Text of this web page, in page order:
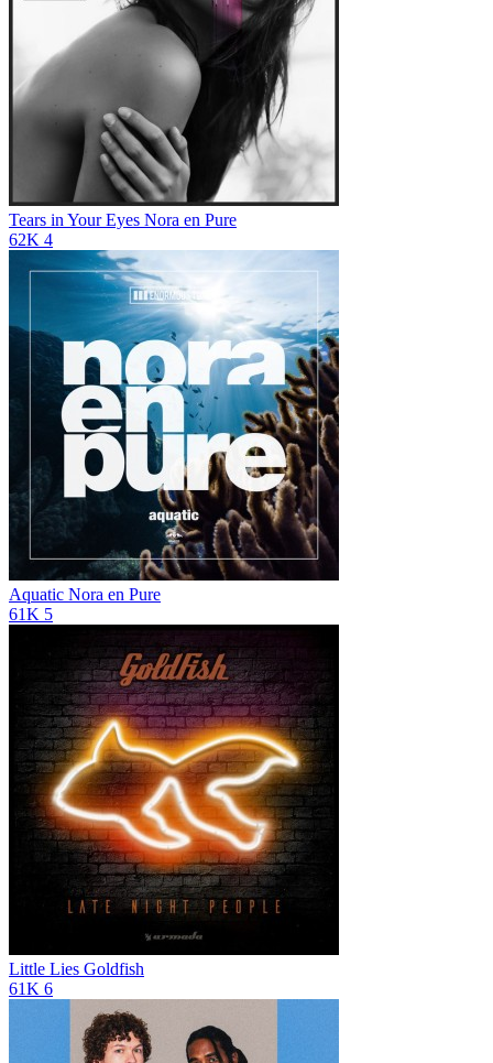
Tears in Your Eyes Nora en Pure
62K 4
Aquatic Nora en Pure
61K 5
Little Lies Goldfish
61K 6